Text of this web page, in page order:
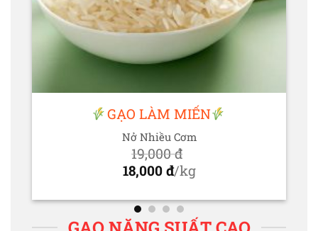
GẠO LÀM MIẾN
Nở Nhiều Cơm
19,000đ
Giá
là:
19,000 đ.
18,000 đ/kg
hiện
tại